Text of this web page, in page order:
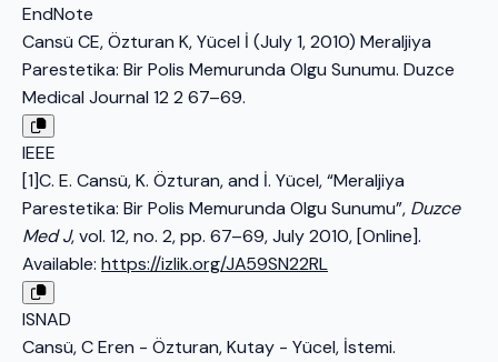
EndNote
Cansü CE, Özturan K, Yücel İ (July 1, 2010) Meraljiya
Parestetika: Bir Polis Memurunda Olgu Sunumu. Duzce
Medical Journal 12 2 67–69.
IEEE
[1]C. E. Cansü, K. Özturan, and İ. Yücel, “Meraljiya
Parestetika: Bir Polis Memurunda Olgu Sunumu”, Duzce
Med J, vol. 12, no. 2, pp. 67–69, July 2010, [Online].
Available: https://izlik.org/JA59SN22RL
ISNAD
Cansü, C Eren - Özturan, Kutay - Yücel, İstemi.